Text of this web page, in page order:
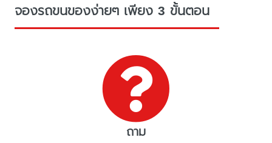
จองรถขนของง่ายๆ เพียง 3 ขั้นตอน
ถาม